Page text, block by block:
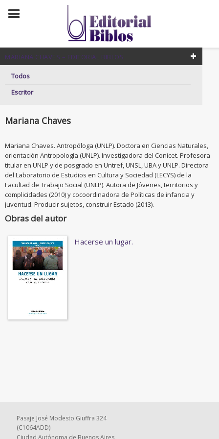
MARIANA CHAVES – EDITORIAL BIBLOS
Todos
Escritor
Mariana Chaves
Mariana Chaves. Antropóloga (UNLP). Doctora en Ciencias Naturales,
orientación Antropología (UNLP). Investigadora del Conicet. Profesora
titular en UNLP y de posgrado en Untref, UNSL, UBA y UNLP. Directora
del Laboratorio de Estudios en Cultura y Sociedad (LECYS) de la
Facultad de Trabajo Social (UNLP). Autora de Jóvenes, territorios y
complicidades (2010) y cocoordinadora de Políticas de infancia y
juventud. Producir sujetos, construir Estado (2013).
Obras del autor
Hacerse un lugar.
Pasaje José Modesto Giuffra 324
(C1064ADD)
Ciudad Autónoma de Buenos Aires